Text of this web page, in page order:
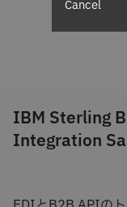
IBM Sterling
Integration
Cancel